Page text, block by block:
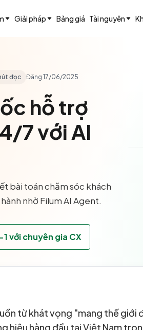
Giải pháp Bảng giá Tài nguyên
đọc Đăng 17/06/2025
hỗ trợ
7 với AI
bài toán chăm sóc khách
nhờ Filum AI Agent.
1 với chuyên gia CX
từ khát vọng "mang thế giới
hiệu hàng đầu tại Việt Nam